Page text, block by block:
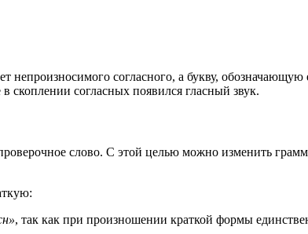
непро­из­но­си­мо­го соглас­но­го, а бук­ву,
скоп­ле­нии соглас­ных появил­ся глас­ный звук.
сло­во. С этой целью мож­но изме­нить
, так как при про­из­но­ше­нии крат­кой фор­мы